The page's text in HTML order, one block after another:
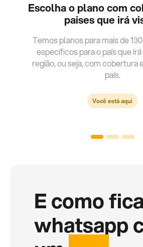
Escolha o plano com
paises que irá
Temos planos para mais de
específicos para o país que
região, ou seja, com cobertura
país.
Você está aqui
E como
whatsapp